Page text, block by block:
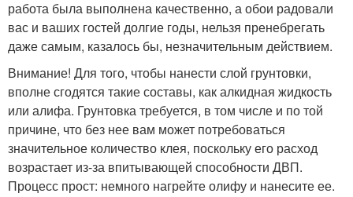
работа была выполнена качественно, а обои радовали
вас и ваших гостей долгие годы, нельзя пренебрегать
даже самым, казалось бы, незначительным действием.
Внимание! Для того, чтобы нанести слой грунтовки,
вполне сгодятся такие составы, как алкидная жидкость
или алифа. Грунтовка требуется, в том числе и по той
причине, что без нее вам может потребоваться
значительное количество клея, поскольку его расход
возрастает из-за впитывающей способности ДВП.
Процесс прост: немного нагрейте олифу и нанесите ее.